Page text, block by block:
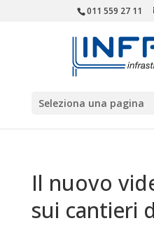
011 559 27 11
Seleziona una pagina
Il nuovo
sui cantieri